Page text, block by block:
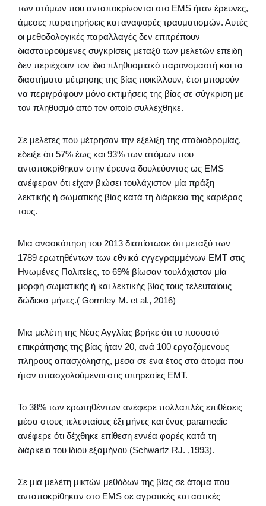
των ατόμων που ανταποκρίνονται στο EMS ήταν έρευνες,
άμεσες παρατηρήσεις και αναφορές τραυματισμών. Αυτές
οι μεθοδολογικές παραλλαγές δεν επιτρέπουν
διασταυρούμενες συγκρίσεις μεταξύ των μελετών επειδή
δεν περιέχουν τον ίδιο πληθυσμιακό παρονομαστή και τα
διαστήματα μέτρησης της βίας ποικίλλουν, έτσι μπορούν
να περιγράφουν μόνο εκτιμήσεις της βίας σε σύγκριση με
τον πληθυσμό από τον οποίο συλλέχθηκε.
Σε μελέτες που μέτρησαν την εξέλιξη της σταδιοδρομίας,
έδειξε ότι 57% έως και 93% των ατόμων που
ανταποκρίθηκαν στην έρευνα δουλεύοντας ως EMS
ανέφεραν ότι είχαν βιώσει τουλάχιστον μία πράξη
λεκτικής ή σωματικής βίας κατά τη διάρκεια της καριέρας
τους.
Μια ανασκόπηση του 2013 διαπίστωσε ότι μεταξύ των
1789 ερωτηθέντων των εθνικά εγγεγραμμένων ΕΜΤ στις
Ηνωμένες Πολιτείες, το 69% βίωσαν τουλάχιστον μία
μορφή σωματικής ή και λεκτικής βίας τους τελευταίους
δώδεκα μήνες.( Gormley Μ. et al., 2016)
Μια μελέτη της Νέας Αγγλίας βρήκε ότι το ποσοστό
επικράτησης της βίας ήταν 20, ανά 100 εργαζόμενους
πλήρους απασχόλησης, μέσα σε ένα έτος στα άτομα που
ήταν απασχολούμενοι στις υπηρεσίες ΕΜΤ.
Το 38% των ερωτηθέντων ανέφερε πολλαπλές επιθέσεις
μέσα στους τελευταίους έξι μήνες και ένας paramedic
ανέφερε ότι δέχθηκε επίθεση εννέα φορές κατά τη
διάρκεια του ίδιου εξαμήνου (Schwartz RJ. ,1993).
Σε μια μελέτη μικτών μεθόδων της βίας σε άτομα που
ανταποκρίθηκαν στο EMS σε αγροτικές και αστικές